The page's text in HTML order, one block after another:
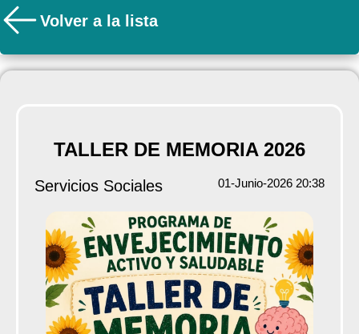
Volver a la lista
TALLER DE MEMORIA 2026
Servicios Sociales 01-Junio-2026 20:38